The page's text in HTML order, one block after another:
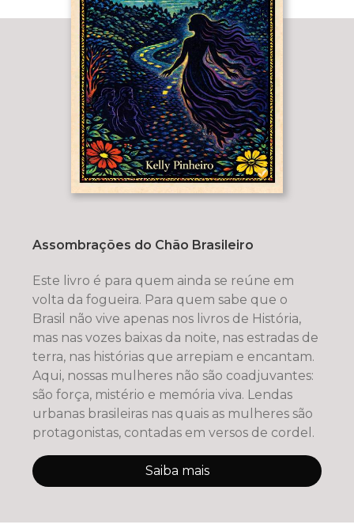
Assombrações do Chão Brasileiro
Este livro é para quem ainda se reúne em
volta da fogueira. Para quem sabe que o
Brasil não vive apenas nos livros de História,
mas nas vozes baixas da noite, nas estradas de
terra, nas histórias que arrepiam e encantam.
Aqui, nossas mulheres não são coadjuvantes:
são força, mistério e memória viva. Lendas
urbanas brasileiras nas quais as mulheres são
protagonistas, contadas em versos de cordel.
Saiba mais